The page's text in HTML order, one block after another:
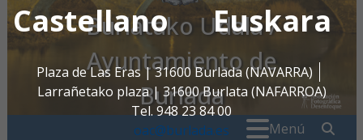
Castellano Euskara
Plaza de Las Eras | 31600 Burlada (NAVARRA)
Larrañetako plaza | 31600 Burlata (NAFARROA)
Tel. 948 23 84 00
oac@burlada.es
Burlatako Udala /
Ayuntamiento de
Burlada
Menú